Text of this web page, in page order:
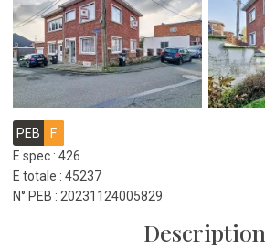
PEB
F
E spec : 426
E totale : 45237
N° PEB : 20231124005829
Description